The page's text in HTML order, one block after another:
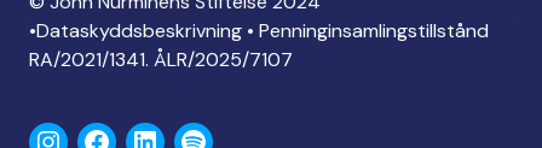
•Dataskyddsbeskrivning • Penninginsamlingstillstånd
RA/2021/1341. ÅLR/2025/7107